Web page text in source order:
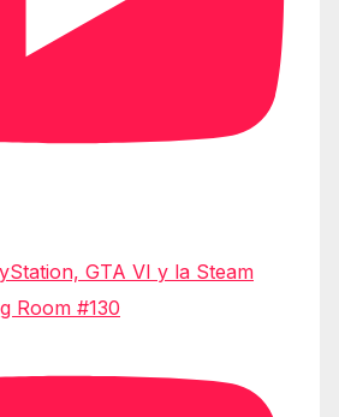
GTA VI y la Steam
Room #130